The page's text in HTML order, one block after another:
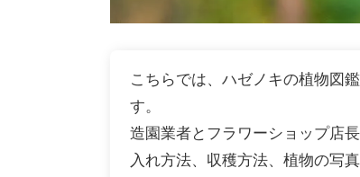
こちらでは、ハゼノキの植物図
す。
造園業者とフラワーショップ店
入れ方法、収穫方法、植物の写